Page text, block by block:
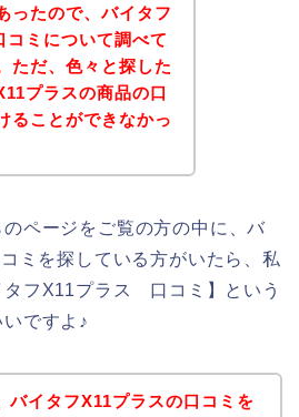
ったので、バイタフ
コミについて調べて
ただ、色々と探した
プラスの商品の口
ることができなかっ
ページをご覧の方の中に、バ
ミを探している方がいたら、私
タフX11プラス 口コミ】という
ですよ♪
バイタフX11プラスの口コミを